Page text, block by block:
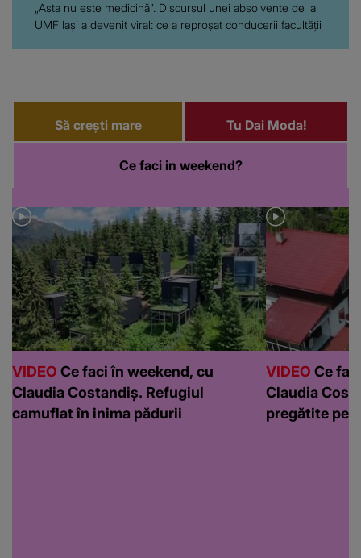
„Asta nu este medicină". Discursul unei absolvente de la
UMF Iași a devenit viral: ce a reproșat conducerii facultății
Să crești mare Tu Dai Moda!
Ce faci in weekend?
VIDEO Ce faci în weekend, cu
Claudia Costandiș. Refugiul
camuflat în inima pădurii
VIDEO Ce
Claudia
pregătite